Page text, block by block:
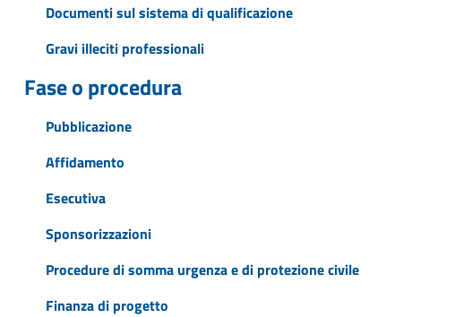
Documenti sul sistema di qualificazione
Gravi illeciti professionali
Fase o procedura
Pubblicazione
Affidamento
Esecutiva
Sponsorizzazioni
Procedure di somma urgenza e di protezione civile
Finanza di progetto